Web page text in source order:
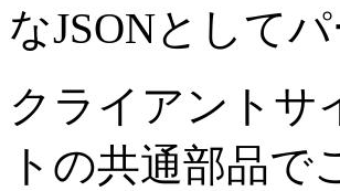
なJSONとして
クライアントサ
トの共通部品